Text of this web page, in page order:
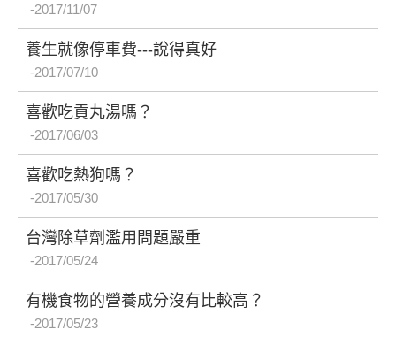
2017/11/07
養生就像停車費---說得真好
2017/07/10
喜歡吃貢丸湯嗎？
2017/06/03
喜歡吃熱狗嗎？
2017/05/30
台灣除草劑濫用問題嚴重
2017/05/24
有機食物的營養成分沒有比較高？
2017/05/23